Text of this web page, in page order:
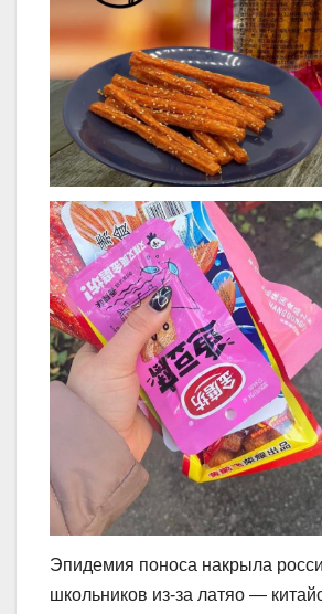
Эпидемия поноса накрыла
школьников из-за латяо —